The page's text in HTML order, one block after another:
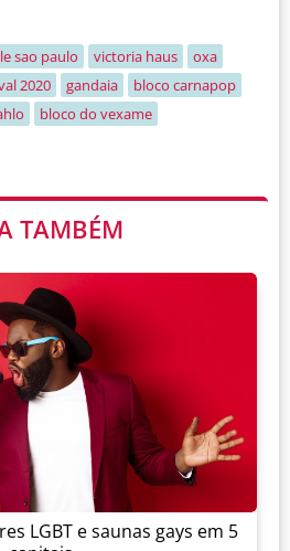
sao paulo victoria haus
oxa
2020 gandaia
bloco carnapop
bloco do vexame
TAMBÉM
LGBT e saunas gays em 5